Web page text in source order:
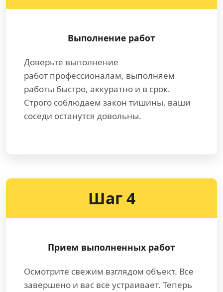
Выполнение работ
Доверьте выполнение
работ профессионалам, выполняем
работы быстро, аккуратно и в срок.
Строго соблюдаем закон тишины, ваши
соседи останутся довольны.
Шаг 4
Прием выполненных работ
Осмотрите свежим взглядом объект. Все
завершено и вас все устраивает. Теперь